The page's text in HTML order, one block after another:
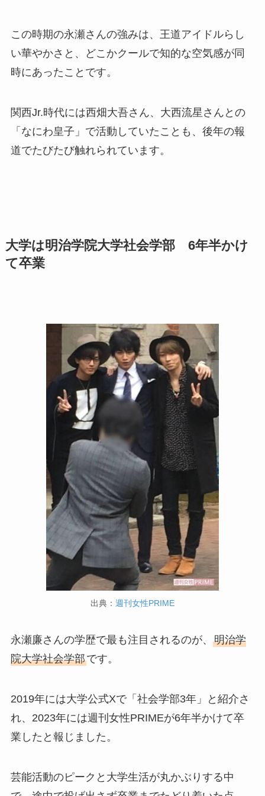
この時期の永瀬さんの強みは、王道アイドルらし
い華やかさと、どこかクールで知的な空気感が同
時にあったことです。
関西Jr.時代には西畑大吾さん、大西流星さんとの
「なにわ皇子」で活動していたことも、後年の報
道でたびたび触れられています。
大学は明治学院大学社会学部 6年半かけ
て卒業
出典： 週刊女性PRIME
永瀬廉さんの学歴で最も注目されるのが、 明治学
院大学社会学部です。
2019年には大学公式Xで「社会学部3年」と紹介さ
れ、2023年には週刊女性PRIMEが6年半かけて卒
業したと報じました。
芸能活動のピークと大学生活が丸かぶりする中